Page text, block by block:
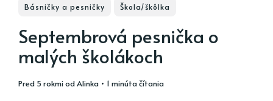
Básničky a pesničky Škola/škôlka
Septembrová pesnička o
malých školákoch
pred 5 rokmiodAlinka • 1 minúta čítania